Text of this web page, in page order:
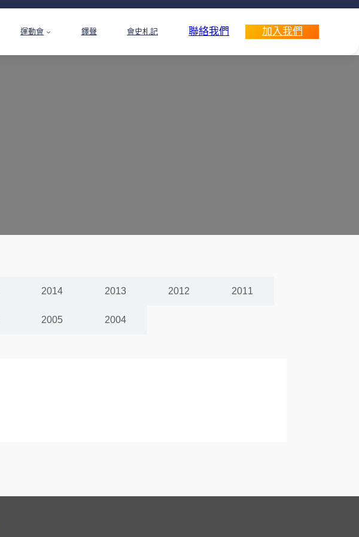
運動會 鐸聲 會史札記 聯絡我們 加入我們
2014 2013 2012 2011
2005 2004